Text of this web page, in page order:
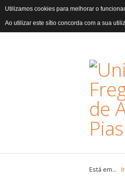
Está em...
Utilizamos cookies para melhorar o
Ao utilizar este sítio concorda com a sua